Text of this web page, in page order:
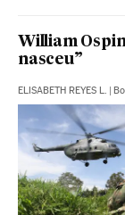
William
nasceu”
ELISABETH REYES L. |